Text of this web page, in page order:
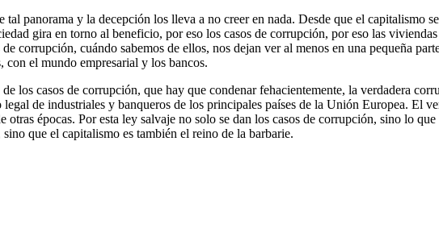
tal panorama y la decepción los lleva a no creer en nada. Desde que el capitalismo
gira en torno al beneficio, por eso los casos de corrupción, por eso las
corrupción, cuándo sabemos de ellos, nos dejan ver al menos en una pequeña
con el mundo empresarial y los bancos.
los casos de corrupción, que hay que condenar fehacientemente, la verdadera
de industriales y banqueros de los principales países de la Unión Europea. El
épocas. Por esta ley salvaje no solo se dan los casos de corrupción, sino lo
que el capitalismo es también el reino de la barbarie.